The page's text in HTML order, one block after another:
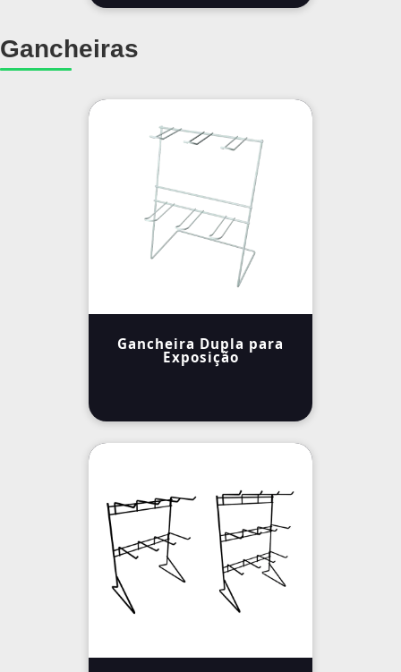
Gancheiras
Gancheira Dupla para
Exposição